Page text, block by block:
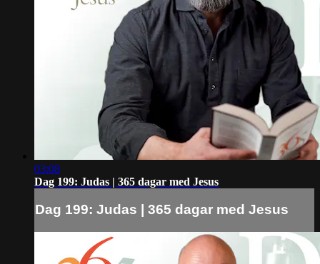
03:08
Dag 199: Judas | 365 dagar med Jesus
Dag 199: Judas | 365 dagar med Jesus